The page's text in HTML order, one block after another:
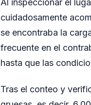
Al inspeccionar el
cuidadosamente
se encontraba la
frecuente en el
hasta que las
Tras el conteo y